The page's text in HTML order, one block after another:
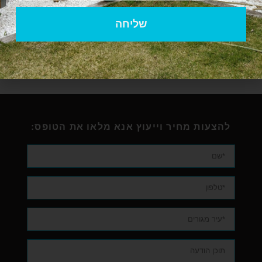
מה המחיר של מילוי לשער?
מתי אשתמש במילוי לשער?
האם אני יכול להרכיב את זה בעצמי?
להצעות מחיר וייעוץ אנא מלאו את הטופס:
שליחה